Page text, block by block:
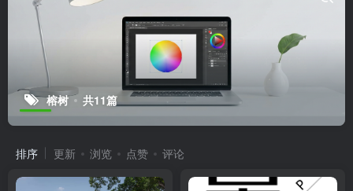
榕树 共11篇
排序 更新 浏览 点赞 评论